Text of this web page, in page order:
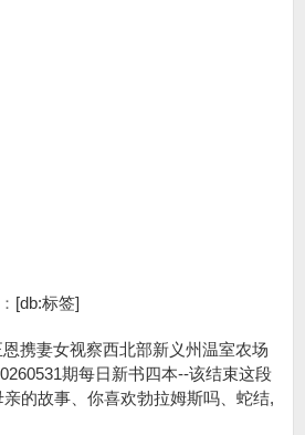
[db:标签]
恩携妻女视察西北部新义州温室农场
期每日新书四本--该结束这段
的故事、你喜欢勃拉姆斯吗、蛇结,